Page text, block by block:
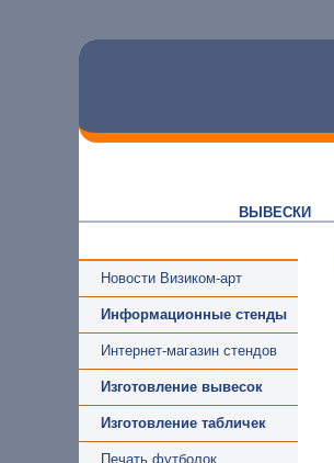
ВЫВЕСКИ
Новости Визиком-арт
Информационные стенды
Интернет-магазин стендов
Изготовление вывесок
Изготовление табличек
Печать футболок